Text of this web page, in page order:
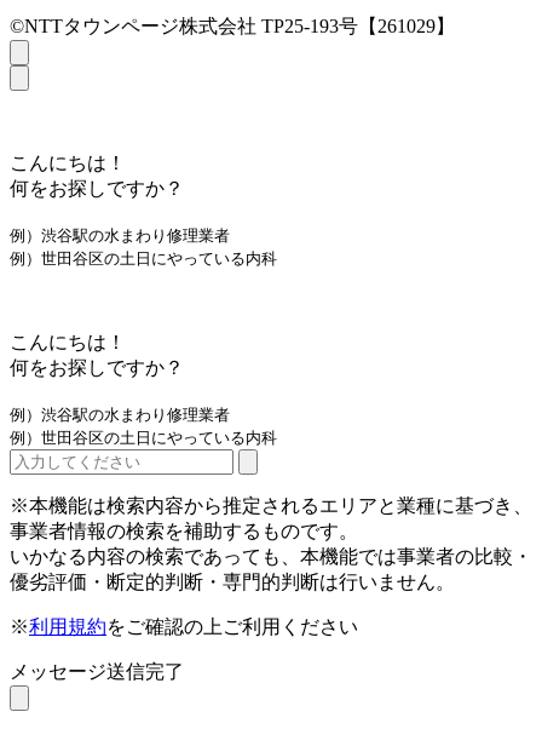
©NTTタウンページ株式会社 TP25-193号【261029】
こんにちは！
何をお探しですか？
例）渋谷駅の水まわり修理業者
例）世田谷区の土日にやっている内科
こんにちは！
何をお探しですか？
例）渋谷駅の水まわり修理業者
例）世田谷区の土日にやっている内科
※本機能は検索内容から推定されるエリアと業種に基づき、
事業者情報の検索を補助するものです。
いかなる内容の検索であっても、本機能では事業者の比較・
優劣評価・断定的判断・専門的判断は行いません。
※利用規約をご確認の上ご利用ください
メッセージ送信完了